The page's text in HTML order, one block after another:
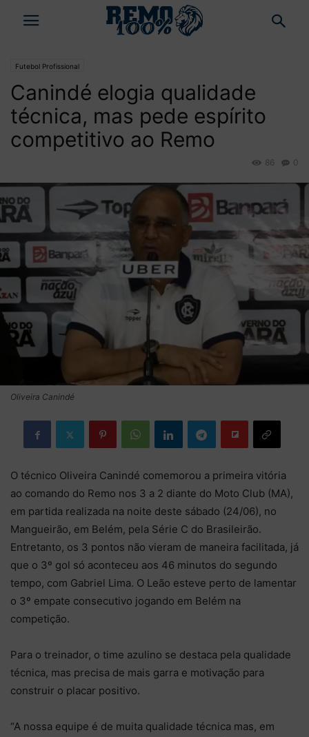
Futebol Profissional
Canindé elogia qualidade
técnica, mas pede espírito
competitivo ao Remo
0
86
Oliveira Canindé
O técnico Oliveira Canindé comemorou a primeira vitória
ao comando do Remo nos 3 a 2 diante do Moto Club (MA),
em partida realizada na noite deste sábado (24/06), no
Mangueirão, em Belém, pela Série C do Brasileirão.
Entretanto, os 3 pontos não vieram de maneira facilitada, já
que o 3º gol só aconteceu aos 46 minutos do segundo
tempo, com Gabriel Lima. O Leão esteve perto de lamentar
o 3º empate consecutivo jogando em Belém na
competição.
Para o treinador, o time azulino se destaca pela qualidade
técnica, mas precisa de mais garra e motivação para
construir o placar positivo.
“A nossa equipe é de muita qualidade técnica mas, em